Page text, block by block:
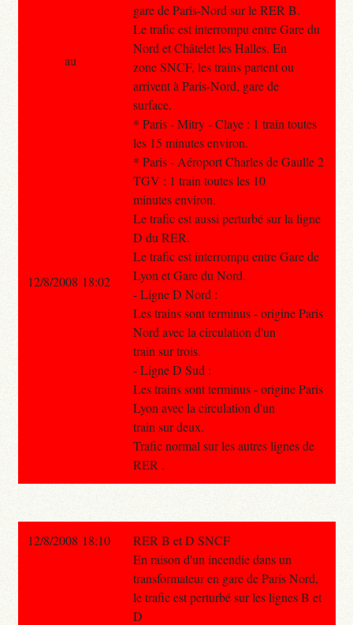
gare de Paris-Nord sur le RER B.
Le trafic est interrompu entre Gare du
Nord et Châtelet les Halles. En
zone SNCF, les trains partent ou
arrivent à Paris-Nord, gare de
surface.
* Paris - Mitry - Claye : 1 train toutes
les 15 minutes environ.
* Paris - Aéroport Charles de Gaulle 2
TGV : 1 train toutes les 10
minutes environ.
Le trafic est aussi perturbé sur la ligne
D du RER.
Le trafic est interrompu entre Gare de
Lyon et Gare du Nord.
- Ligne D Nord :
Les trains sont terminus - origine Paris
Nord avec la circulation d'un
train sur trois.
- Ligne D Sud :
Les trains sont terminus - origine Paris
Lyon avec la circulation d'un
train sur deux.
Trafic normal sur les autres lignes de
RER .
au
12/8/2008 18:02
12/8/2008 18:10
RER B et D SNCF
En raison d'un incendie dans un
transformateur en gare de Paris Nord,
le trafic est perturbé sur les lignes B et
D